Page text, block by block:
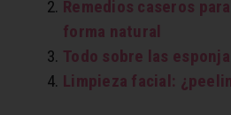
Remedios caseros
forma natural
Todo sobre las
Limpieza facial: